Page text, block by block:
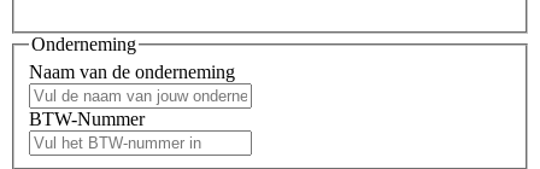
Onderneming
Naam van de onderneming
BTW-Nummer